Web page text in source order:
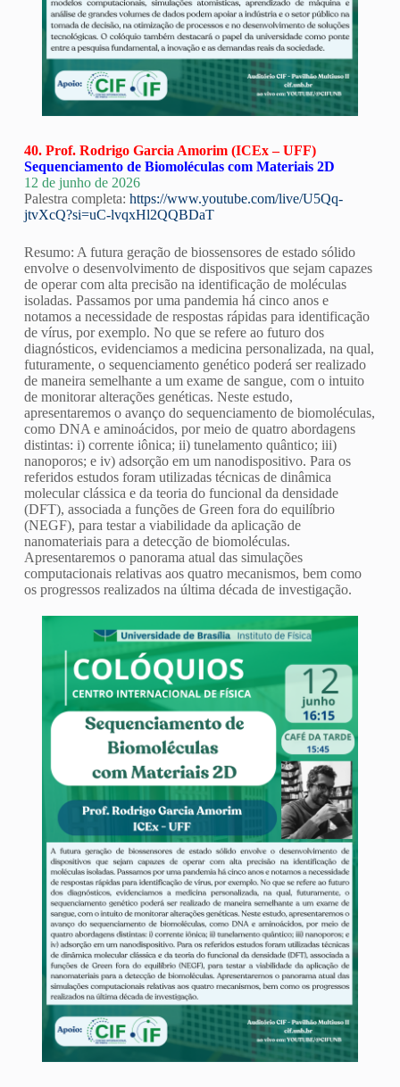
40. Prof. Rodrigo Garcia Amorim (ICEx – UFF)
Sequenciamento de Biomoléculas com Materiais 2D
12 de junho de 2026
Palestra completa: https://www.youtube.com/live/U5Qq-
jtvXcQ?si=uC-lvqxHl2QQBDaT
Resumo: A futura geração de biossensores de estado sólido
envolve o desenvolvimento de dispositivos que sejam capazes
de operar com alta precisão na identificação de moléculas
isoladas. Passamos por uma pandemia há cinco anos e
notamos a necessidade de respostas rápidas para identificação
de vírus, por exemplo. No que se refere ao futuro dos
diagnósticos, evidenciamos a medicina personalizada, na qual,
futuramente, o sequenciamento genético poderá ser realizado
de maneira semelhante a um exame de sangue, com o intuito
de monitorar alterações genéticas. Neste estudo,
apresentaremos o avanço do sequenciamento de biomoléculas,
como DNA e aminoácidos, por meio de quatro abordagens
distintas: i) corrente iônica; ii) tunelamento quântico; iii)
nanoporos; e iv) adsorção em um nanodispositivo. Para os
referidos estudos foram utilizadas técnicas de dinâmica
molecular clássica e da teoria do funcional da densidade
(DFT), associada a funções de Green fora do equilíbrio
(NEGF), para testar a viabilidade da aplicação de
nanomateriais para a detecção de biomoléculas.
Apresentaremos o panorama atual das simulações
computacionais relativas aos quatro mecanismos, bem como
os progressos realizados na última década de investigação.